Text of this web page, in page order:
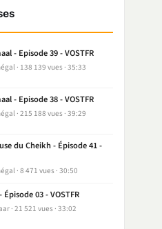
- Episode 39 - VOSTFR
138 139 vues 35:33
- Episode 38 - VOSTFR
215 188 vues 39:29
du Cheikh - Épisode 41 -
8 471 vues 30:50
Épisode 03 - VOSTFR
21 521 vues 33:02